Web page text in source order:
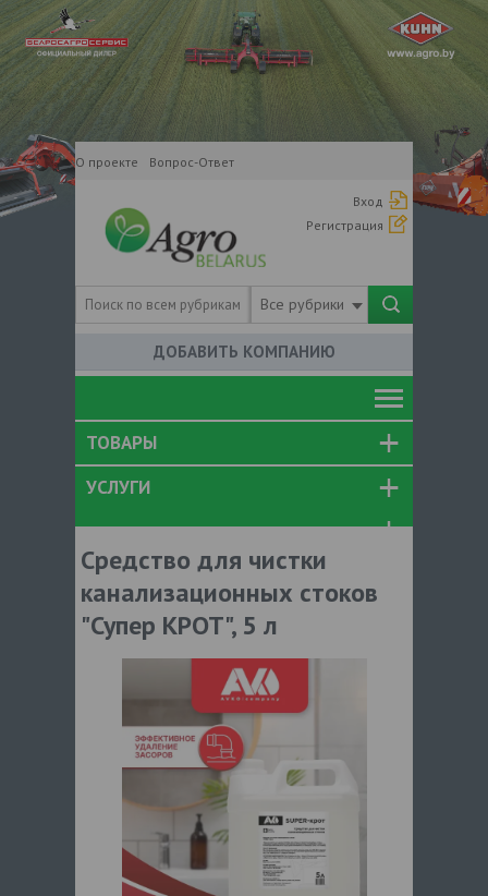
О проекте Вопрос-Ответ
Вход
Регистрация
Все рубрики
ДОБАВИТЬ КОМПАНИЮ
ТОВАРЫ
УСЛУГИ
Средство для чистки
канализационных стоков
"Супер КРОТ", 5 л